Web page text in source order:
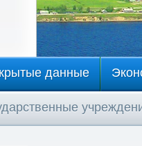
данные